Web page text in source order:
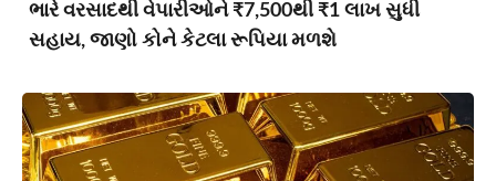
ભારે વરસાદથી વેપારીઓને ₹7,500થી ₹1 લાખ સુધી
સહાય, જાણો કોને કેટલા રૂપિયા મળશે